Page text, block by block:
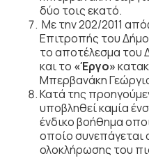
δύο τοις εκατό.
Με την 202/2011
Επιτροπής του
το αποτέλεσμα του
και το «Έργο»
Μπερβανάκη
Κατά της
υποβληθεί καμία
ένδικο βοήθημα
οποίο συνεπάγεται
ολοκλήρωσης του